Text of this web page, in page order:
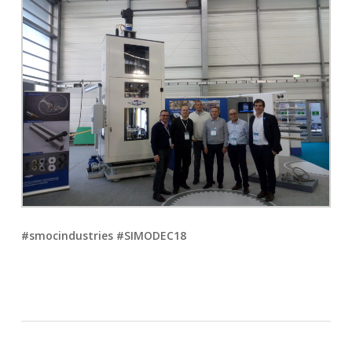
#smocindustries #SIMODEC18